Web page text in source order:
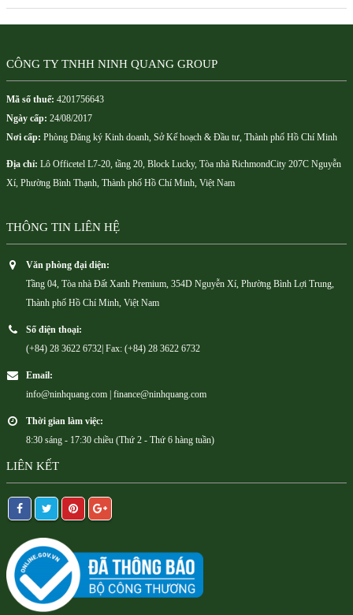
CÔNG TY TNHH NINH QUANG GROUP
Mã số thuế: 4201756643
Ngày cấp: 24/08/2017
Nơi cấp: Phòng Đăng ký Kinh doanh, Sở Kế hoạch & Đầu tư, Thành phố Hồ Chí Minh
Địa chỉ: Lô Officetel L7-20, tầng 20, Block Lucky, Tòa nhà RichmondCity 207C Nguyễn
Xí, Phường Bình Thạnh, Thành phố Hồ Chí Minh, Việt Nam
THÔNG TIN LIÊN HỆ
Văn phòng đại diện:
Tầng 04, Tòa nhà Đất Xanh Premium, 354D Nguyễn Xí, Phường Bình Lợi Trung,
Thành phố Hồ Chí Minh, Việt Nam
Số điện thoại:
(+84) 28 3622 6732| Fax: (+84) 28 3622 6732
Email:
info@ninhquang.com | finance@ninhquang.com
Thời gian làm việc:
8:30 sáng - 17:30 chiều (Thứ 2 - Thứ 6 hàng tuần)
LIÊN KẾT